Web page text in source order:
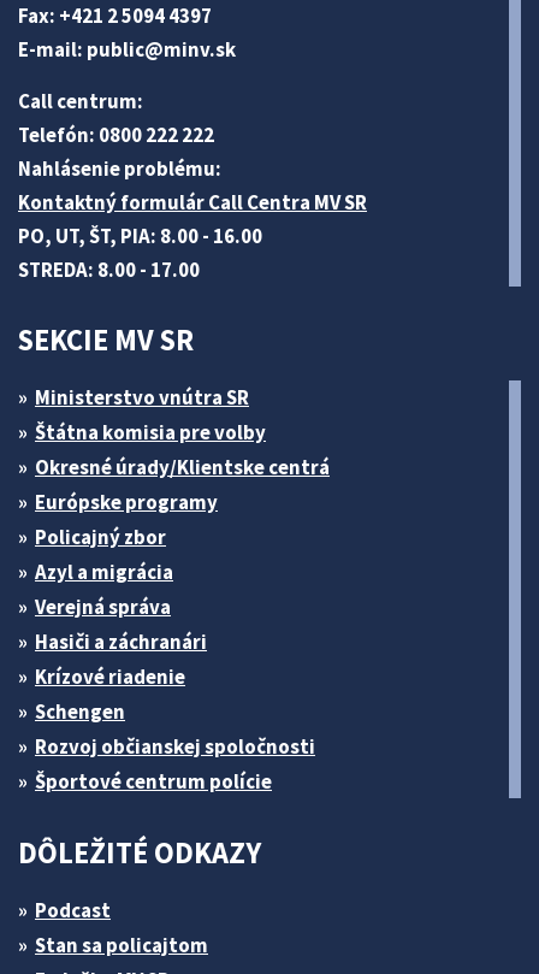
Fax: +421 2 5094 4397
E-mail: public@minv.sk
Call centrum:
Telefón: 0800 222 222
Nahlásenie problému:
Kontaktný formulár Call Centra MV SR
PO, UT, ŠT, PIA: 8.00 - 16.00
STREDA: 8.00 - 17.00
SEKCIE MV SR
Ministerstvo vnútra SR
Štátna komisia pre volby
Okresné úrady/Klientske centrá
Európske programy
Policajný zbor
Azyl a migrácia
Verejná správa
Hasiči a záchranári
Krízové riadenie
Schengen
Rozvoj občianskej spoločnosti
Športové centrum polície
DÔLEŽITÉ ODKAZY
Podcast
Stan sa policajtom